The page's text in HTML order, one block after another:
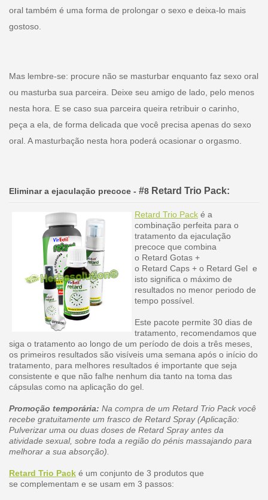
oral também é uma forma de prolongar o sexo e deixa-lo mais
gostoso.
Mas lembre-se: procure não se masturbar enquanto faz sexo oral
ou masturba sua parceira. Deixe seu amigo de lado, pelo menos
nesta hora. E se caso sua parceira queira retribuir o carinho,
peça a ela, de forma delicada que você precisa apenas do sexo
oral. A masturbação nesta hora poderá ocasionar o orgasmo.
Eliminar a ejaculação precoce- #8Retard Trio Pack:
Retard Trio Packé a
combinação perfeita para o
tratamento da ejaculação
precoce que combina
o Retard Gotas +
o Retard Caps + o Retard Gel e
isto significa o máximo de
resultados no menor periodo de
tempo possível.
Este pacote permite 30 dias de
tratamento, recomendamos que
siga o tratamento ao longo de um período de dois a três meses,
os primeiros resultados são visíveis uma semana após o início do
tratamento, para melhores resultados é importante que seja
consistente e que não falhe nenhum dia tanto na toma das
cápsulas como na aplicação do gel.
Promoção temporária: Na compra de um Retard Trio Pack você
recebe gratuitamente um frasco de Retard Spray (Aplicação:
Pulverizar uma ou duas doses de Retard Spray antes da
atividade sexual, sobre toda a região do pénis massajando para
melhorar a sua absorção).
Retard Trio Packé um conjunto de 3 produtos que
se complementam e se usam em 3 passos: